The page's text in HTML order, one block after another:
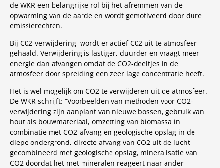
de WKR een belangrijke rol bij het afremmen van de
opwarming van de aarde en wordt gemotiveerd door dure
emissierechten.
Bij C02-verwijdering wordt er actief C02 uit te atmosfeer
gehaald. Verwijdering is lastiger, duurder en vraagt meer
energie dan afvangen omdat de CO2-deeltjes in de
atmosfeer door spreiding een zeer lage concentratie heeft.
Het is wel mogelijk om CO2 te verwijderen uit de atmosfeer.
De WKR schrijft: “Voorbeelden van methoden voor CO2-
verwijdering zijn aanplant van nieuwe bossen, gebruik van
hout als bouwmateriaal, omzetting van biomassa in
combinatie met CO2-afvang en geologische opslag in de
diepe ondergrond, directe afvang van CO2 uit de lucht
gecombineerd met geologische opslag, mineralisatie van
CO2 doordat het met mineralen reageert naar ander